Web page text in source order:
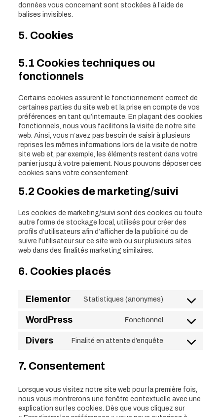
données vous concernant sont stockées à l’aide de
balises invisibles.
5. Cookies
5.1 Cookies techniques ou
fonctionnels
Certains cookies assurent le fonctionnement correct de
certaines parties du site web et la prise en compte de vos
préférences en tant qu’internaute. En plaçant des cookies
fonctionnels, nous vous facilitons la visite de notre site
web. Ainsi, vous n’avez pas besoin de saisir à plusieurs
reprises les mêmes informations lors de la visite de notre
site web et, par exemple, les éléments restent dans votre
panier jusqu’à votre paiement. Nous pouvons déposer ces
cookies sans votre consentement.
5.2 Cookies de marketing/suivi
Les cookies de marketing/suivi sont des cookies ou toute
autre forme de stockage local, utilisés pour créer des
profils d’utilisateurs afin d’afficher de la publicité ou de
suivre l’utilisateur sur ce site web ou sur plusieurs sites
web dans des finalités marketing similaires.
6. Cookies placés
Elementor Statistiques (anonymes)
Consent
service
WordPress Fonctionnel
Consent
service
Divers Finalité en attente d’enquête
Consent
7. Consentement
Lorsque vous visitez notre site web pour la première fois,
nous vous montrerons une fenêtre contextuelle avec une
explication sur les cookies. Dès que vous cliquez sur